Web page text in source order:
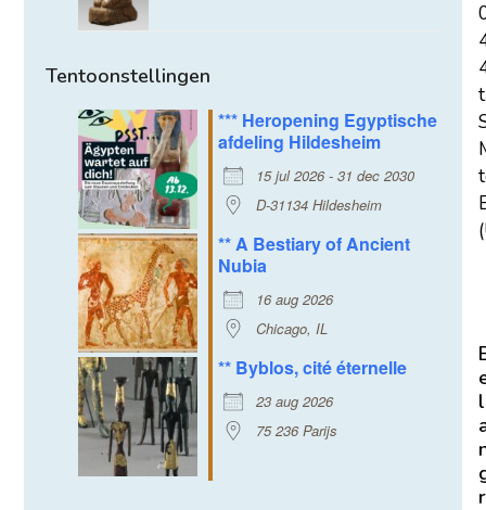
Tentoonstellingen
*** Heropening Egyptische
afdeling Hildesheim
15 jul 2026 - 31 dec 2030
D-31134 Hildesheim
** A Bestiary of Ancient
Nubia
16 aug 2026
Chicago, IL
** Byblos, cité éternelle
23 aug 2026
75 236 Parijs
l
r